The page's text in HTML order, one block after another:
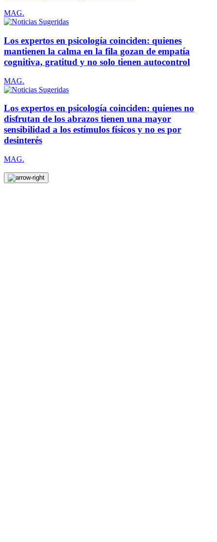
MAG.
Los expertos en psicología coinciden: quienes
mantienen la calma en la fila gozan de empatía
cognitiva, gratitud y no solo tienen autocontrol
MAG.
Los expertos en psicología coinciden: quienes no
disfrutan de los abrazos tienen una mayor
sensibilidad a los estímulos físicos y no es por
desinterés
MAG.